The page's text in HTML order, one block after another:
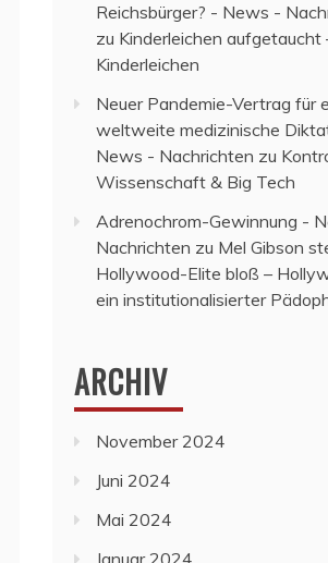
Reichsbürger? - News -
zu Kinderleichen aufgetaucht
Kinderleichen
Neuer Pandemie-Vertrag für
weltweite medizinische
News - Nachrichten zu
Wissenschaft & Big Tech
Adrenochrom-Gewinnung -
Nachrichten zu Mel Gibson
Hollywood-Elite bloß –
ein institutionalisierter
ARCHIV
November 2024
Juni 2024
Mai 2024
Januar 2024